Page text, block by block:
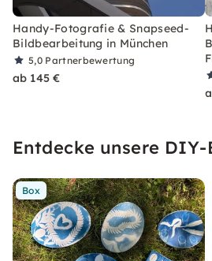
Handy-Fotografie & Snapseed-
Bildbearbeitung in München
5,0 Partnerbewertung
ab 145 €
Entdecke unsere DIY-
Box